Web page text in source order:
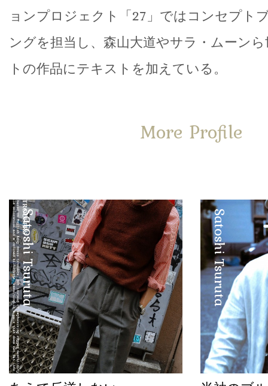
ョンプロジェクト「27」ではコンセプト
ングを担当し、森山大道やサラ・ムーン
トの作品にテキストを加えている。
More Profile
Satoshi Tsuruta Satoshi Tsuruta